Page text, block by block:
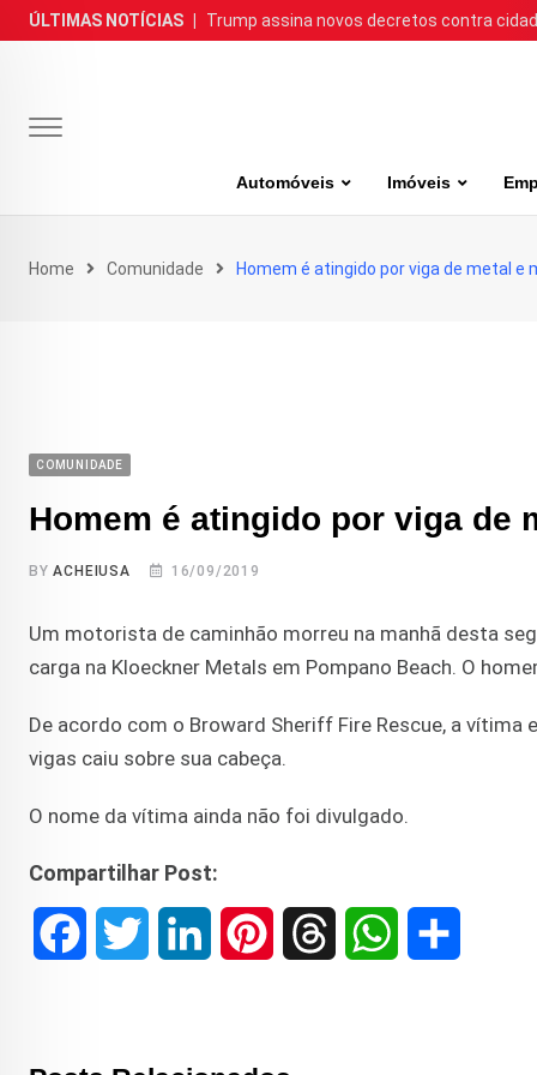
Skip
to
ÚLTIMAS NOTÍCIAS Trump assina novos decretos contra
Automóveis Imóveis
Home Comunidade Homem é atingido por viga de metal e
COMUNIDADE
Homem é atingido por viga de
BYACHEIUSA 16/09/2019
Um motorista de caminhão morreu na manhã desta
carga na Kloeckner Metals em Pompano Beach. O
De acordo com o Broward Sheriff Fire Rescue, a
vigas caiu sobre sua cabeça.
O nome da vítima ainda não foi divulgado.
Compartilhar Post: